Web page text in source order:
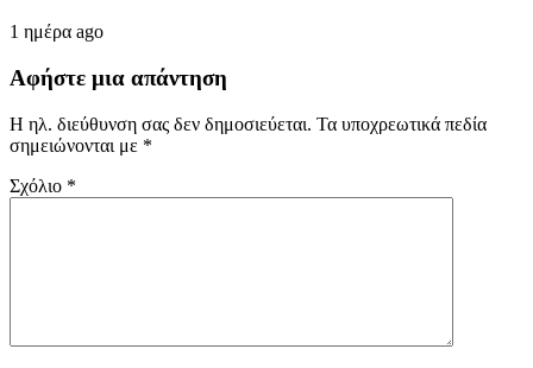
1 ημέρα ago
Αφήστε μια απάντηση
Η ηλ. διεύθυνση σας δεν δημοσιεύεται. Τα υποχρεωτικά πεδία
σημειώνονται με *
Σχόλιο *